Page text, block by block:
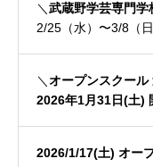
＼武蔵野学芸専門
2/25（水）〜3/8（
＼オープンスクール
2026年1月31日(土)
2026/1/17(土) オー